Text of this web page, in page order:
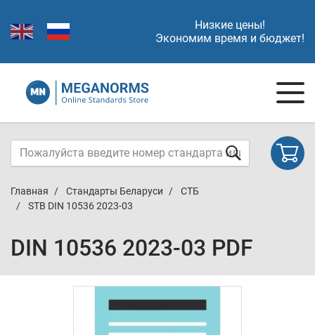
Низкие цены!
Экономим время и бюджет!
Главная Стандарты Беларуси
СТБ
STB DIN 10536 2023-03
DIN 10536 2023-03 PDF